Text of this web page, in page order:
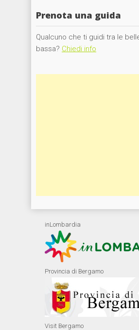
Prenota una guida
Qualcuno che ti guidi tra le
bassa? Chiedi info
inLombardia
Provincia di Bergamo
Visit Bergamo